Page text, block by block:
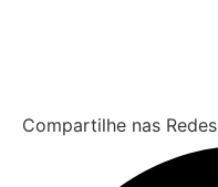
Compartilhe nas Redes